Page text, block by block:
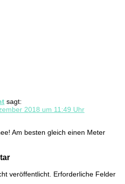
sagt:
2018 um 11:49 Uhr
Am besten gleich einen Meter
veröffentlicht. Erforderliche Felder